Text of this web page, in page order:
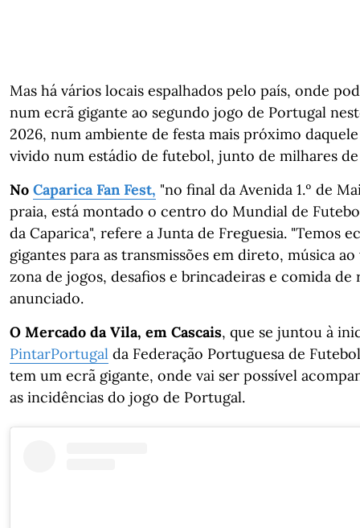
Mas há vários locais espalhados pelo país, onde
num ecrã gigante ao segundo jogo de Portugal
2026, num ambiente de festa mais próximo
vivido num estádio de futebol, junto de milhares
No Caparica Fan Fest, "no final da Avenida 1.º de
praia, está montado o centro do Mundial de
da Caparica", refere a Junta de Freguesia. "Temos
gigantes para as transmissões em direto, música
zona de jogos, desafios e brincadeiras e comida de
anunciado.
O Mercado da Vila, em Cascais, que se juntou à
PintarPortugal da Federação Portuguesa de
tem um ecrã gigante, onde vai ser possível
as incidências do jogo de Portugal.